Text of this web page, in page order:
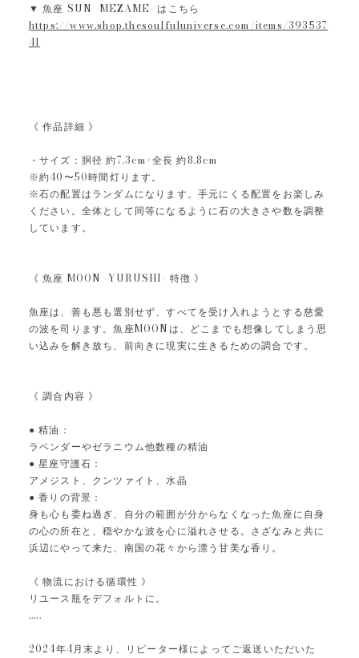
▼ 魚座 SUN -MEZAME- はこちら
https://www.shop.thesoulfuluniverse.com/items/393537
41
《 作品詳細 》
・サイズ：胴径 約7.3cm×全長 約8.8cm
※約40〜50時間灯ります。
※石の配置はランダムになります。手元にくる配置をお楽しみ
ください。全体として同等になるように石の大きさや数を調整
しています。
《 魚座 MOON -YURUSHI- 特徴 》
魚座は、善も悪も選別せず、すべてを受け入れようとする慈愛
の波を司ります。魚座MOONは、どこまでも想像してしまう思
い込みを解き放ち、前向きに現実に生きるための調合です。
《 調合内容 》
● 精油：
ラベンダーやゼラニウム他数種の精油
● 星座守護石：
アメジスト、クンツァイト、水晶
● 香りの背景：
身も心も委ね過ぎ、自分の範囲が分からなくなった魚座に自身
の心の所在と、穏やかな波を心に溢れさせる。さざなみと共に
浜辺にやって来た、南国の花々から漂う甘美な香り。
《 物流における循環性 》
リユース瓶をデフォルトに。
.....
2024年4月末より、リピーター様によってご返送いただいた